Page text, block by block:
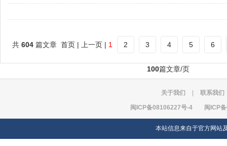
共 604 篇文章 首页 | 上一页 | 1 2 3 4 5 6
100篇文章/页
关于我们 联系我们
闽ICP备08106227号-4 闽ICP
本站信息来自于官方网站